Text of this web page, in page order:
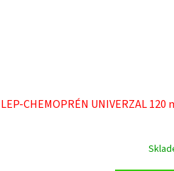
LEP-CHEMOPRÉN UNIVERZAL 120